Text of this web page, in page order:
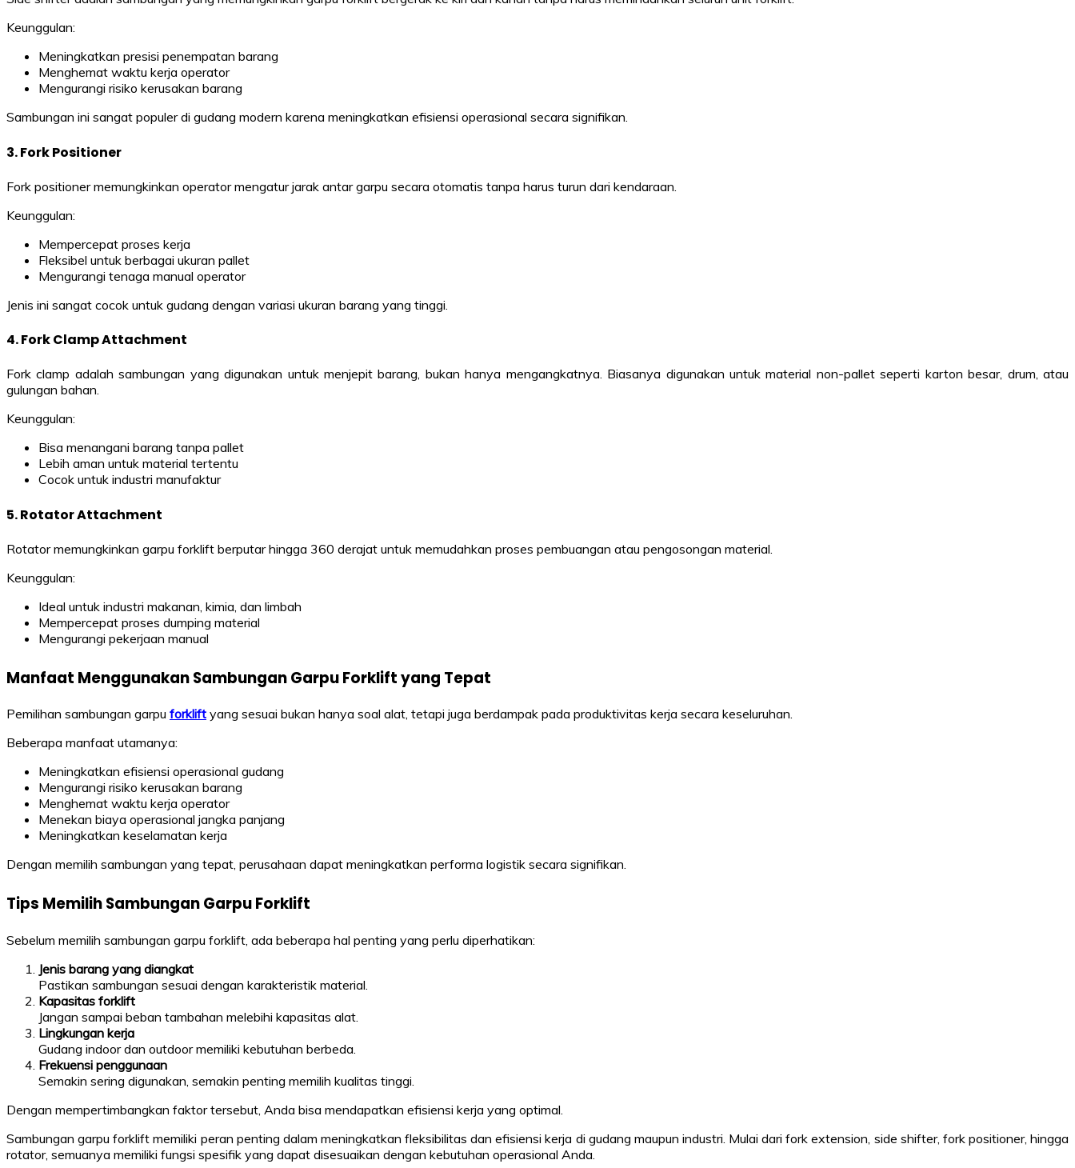
Keunggulan:
Meningkatkan presisi penempatan barang
Menghemat waktu kerja operator
Mengurangi risiko kerusakan barang
Sambungan ini sangat populer di gudang modern karena meningkatkan efisiensi operasional secara signifikan.
3. Fork Positioner
Fork positioner memungkinkan operator mengatur jarak antar garpu secara otomatis tanpa harus turun dari kendaraan.
Keunggulan:
Mempercepat proses kerja
Fleksibel untuk berbagai ukuran pallet
Mengurangi tenaga manual operator
Jenis ini sangat cocok untuk gudang dengan variasi ukuran barang yang tinggi.
4. Fork Clamp Attachment
Fork clamp adalah sambungan yang digunakan untuk menjepit barang, bukan hanya mengangkatnya. Biasanya digunakan untuk material non-pallet seperti karton besar, drum, atau
gulungan bahan.
Keunggulan:
Bisa menangani barang tanpa pallet
Lebih aman untuk material tertentu
Cocok untuk industri manufaktur
5. Rotator Attachment
Rotator memungkinkan garpu forklift berputar hingga 360 derajat untuk memudahkan proses pembuangan atau pengosongan material.
Keunggulan:
Ideal untuk industri makanan, kimia, dan limbah
Mempercepat proses dumping material
Mengurangi pekerjaan manual
Manfaat Menggunakan Sambungan Garpu Forklift yang Tepat
Pemilihan sambungan garpu forklift yang sesuai bukan hanya soal alat, tetapi juga berdampak pada produktivitas kerja secara keseluruhan.
Beberapa manfaat utamanya:
Meningkatkan efisiensi operasional gudang
Mengurangi risiko kerusakan barang
Menghemat waktu kerja operator
Menekan biaya operasional jangka panjang
Meningkatkan keselamatan kerja
Dengan memilih sambungan yang tepat, perusahaan dapat meningkatkan performa logistik secara signifikan.
Tips Memilih Sambungan Garpu Forklift
Sebelum memilih sambungan garpu forklift, ada beberapa hal penting yang perlu diperhatikan:
Jenis barang yang diangkat
Pastikan sambungan sesuai dengan karakteristik material.
Kapasitas forklift
Jangan sampai beban tambahan melebihi kapasitas alat.
Lingkungan kerja
Gudang indoor dan outdoor memiliki kebutuhan berbeda.
Frekuensi penggunaan
Semakin sering digunakan, semakin penting memilih kualitas tinggi.
Dengan mempertimbangkan faktor tersebut, Anda bisa mendapatkan efisiensi kerja yang optimal.
Sambungan garpu forklift memiliki peran penting dalam meningkatkan fleksibilitas dan efisiensi kerja di gudang maupun industri. Mulai dari fork extension, side shifter, fork positioner, hingga
rotator, semuanya memiliki fungsi spesifik yang dapat disesuaikan dengan kebutuhan operasional Anda.